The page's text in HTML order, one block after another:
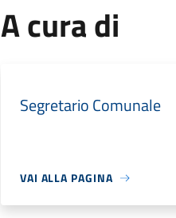
A cura di
Segretario Comunale
VAI ALLA PAGINA